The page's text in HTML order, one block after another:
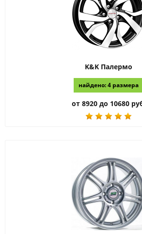
K&K Палермо
найдено: 4 размера
от 8920 до 10680